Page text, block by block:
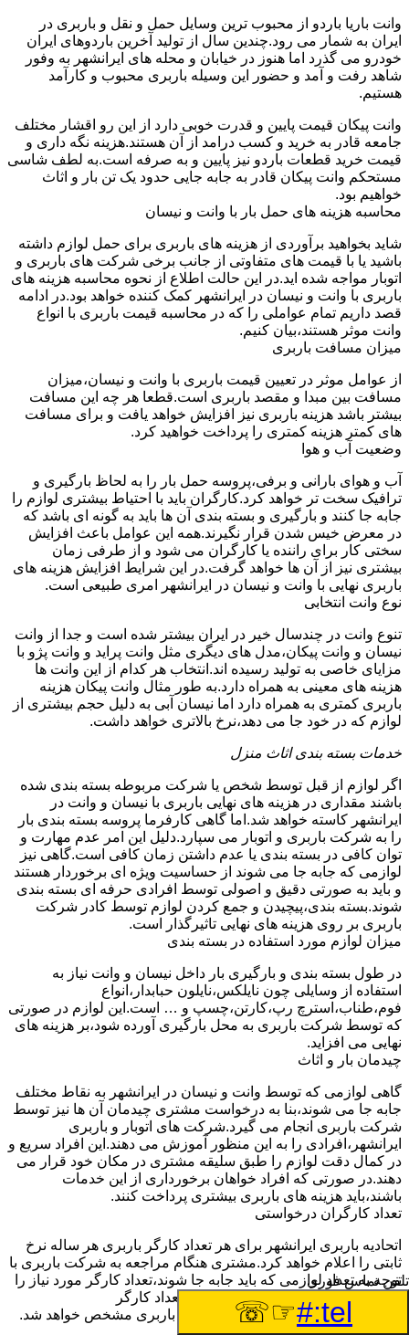
وانت باریا باردو از محبوب ترین وسایل حمل و نقل و باربری در
ایران به شمار می رود.چندین سال از تولید آخرین باردوهای ایران
خودرو می گذرد اما هنوز در خیابان و محله های ایرانشهر به وفور
شاهد رفت و آمد و حضور این وسیله باربری محبوب و کارآمد
هستیم.
وانت پیکان قیمت پایین و قدرت خوبی دارد از این رو اقشار مختلف
جامعه قادر به خرید و کسب درامد از آن هستند.هزینه نگه داری و
قیمت خرید قطعات باردو نیز پایین و به صرفه است.به لطف شاسی
مستحکم وانت پیکان قادر به جابه جایی حدود یک تن بار و اثاث
خواهیم بود.
محاسبه هزینه های حمل بار با وانت و نیسان
شاید بخواهید برآوردی از هزینه های باربری برای حمل لوازم داشته
باشید یا با قیمت های متفاوتی از جانب برخی شرکت های باربری و
اتوبار مواجه شده اید.در این حالت اطلاع از نحوه محاسبه هزینه های
باربری با وانت و نیسان در ایرانشهر کمک کننده خواهد بود.در ادامه
قصد داریم تمام عواملی را که در محاسبه قیمت باربری با انواع
وانت موثر هستند،بیان کنیم.
میزان مسافت باربری
از عوامل موثر در تعیین قیمت باربری با وانت و نیسان،میزان
مسافت بین مبدا و مقصد باربری است.قطعا هر چه این مسافت
بیشتر باشد هزینه باربری نیز افزایش خواهد یافت و برای مسافت
های کمتر هزینه کمتری را پرداخت خواهید کرد.
وضعیت آب و هوا
آب و هوای بارانی و برفی،پروسه حمل بار را به لحاظ بارگیری و
ترافیک سخت تر خواهد کرد.کارگران باید با احتیاط بیشتری لوازم را
جابه جا کنند و بارگیری و بسته بندی آن ها باید به گونه ای باشد که
در معرض خیس شدن قرار نگیرند.همه این عوامل باعث افزایش
سختی کار برای راننده یا کارگران می شود و از طرفی زمان
بیشتری نیز از آن ها خواهد گرفت.در این شرایط افزایش هزینه های
باربری نهایی با وانت و نیسان در ایرانشهر امری طبیعی است.
نوع وانت انتخابی
تنوع وانت در چندسال خیر در ایران بیشتر شده است و جدا از وانت
نیسان و وانت پیکان،مدل های دیگری مثل وانت پراید و وانت پژو با
مزایای خاصی به تولید رسیده اند.انتخاب هر کدام از این وانت ها
هزینه های معینی به همراه دارد.به طور مثال وانت پیکان هزینه
باربری کمتری به همراه دارد اما نیسان آبی به دلیل حجم بیشتری از
لوازم که در خود جا می دهد،نرخ بالاتری خواهد داشت.
خدمات بسته بندی اثاث منزل
اگر لوازم از قبل توسط شخص یا شرکت مربوطه بسته بندی شده
باشند مقداری در هزینه های نهایی باربری با نیسان و وانت در
ایرانشهر کاسته خواهد شد.اما گاهی کارفرما پروسه بسته بندی بار
را به شرکت باربری و اتوبار می سپارد.دلیل این امر عدم مهارت و
توان کافی در بسته بندی یا عدم داشتن زمان کافی است.گاهی نیز
لوازمی که جابه جا می شوند از حساسیت ویژه ای برخوردار هستند
و باید به صورتی دقیق و اصولی توسط افرادی حرفه ای بسته بندی
شوند.بسته بندی،پیچیدن و جمع کردن لوازم توسط کادر شرکت
باربری بر روی هزینه های نهایی تاثیرگذار است.
میزان لوازم مورد استفاده در بسته بندی
در طول بسته بندی و بارگیری بار داخل نیسان و وانت نیاز به
استفاده از وسایلی چون نایلکس،نایلون حبابدار،انواع
فوم،طناب،استرچ رپ،کارتن،چسپ و … است.این لوازم در صورتی
که توسط شرکت باربری به محل بارگیری آورده شود،بر هزینه های
نهایی می افزاید.
چیدمان بار و اثاث
گاهی لوازمی که توسط وانت و نیسان در ایرانشهر به نقاط مختلف
جابه جا می شوند،بنا به درخواست مشتری چیدمان آن ها نیز توسط
شرکت باربری انجام می گیرد.شرکت های اتوبار و باربری
ایرانشهر،افرادی را به این منظور آموزش می دهند.این افراد سریع و
در کمال دقت لوازم را طبق سلیقه مشتری در مکان خود قرار می
دهند.در صورتی که افراد خواهان برخورداری از این خدمات
باشند،باید هزینه های باربری بیشتری پرداخت کنند.
تعداد کارگران درخواستی
اتحادیه باربری ایرانشهر برای هر تعداد کارگر باربری هر ساله نرخ
ثابتی را اعلام خواهد کرد.مشتری هنگام مراجعه به شرکت باربری با
توجه به تعداد لوازمی که باید جابه جا شوند،تعداد کارگر مورد نیاز را
به شرکت اعلام خواهد کرد.با توجه به تعداد کارگر
درخواستی،قسمتی از هزینه های نهایی باربری مشخص خواهد شد.
زمان اتمام کار
تلفن تماس فوری
tel:#
☞☏